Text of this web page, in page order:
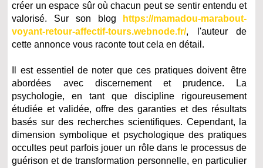
créer un espace sûr où chacun peut se sentir entendu et
valorisé. Sur son blog
https://mamadou-marabout-
voyant-retour-affectif-tours.webnode.fr/, l'auteur de
cette annonce vous raconte tout cela en détail.
Il est essentiel de noter que ces pratiques doivent être
abordées avec discernement et prudence. La
psychologie, en tant que discipline rigoureusement
étudiée et validée, offre des garanties et des résultats
basés sur des recherches scientifiques. Cependant, la
dimension symbolique et psychologique des pratiques
occultes peut parfois jouer un rôle dans le processus de
guérison et de transformation personnelle, en particulier